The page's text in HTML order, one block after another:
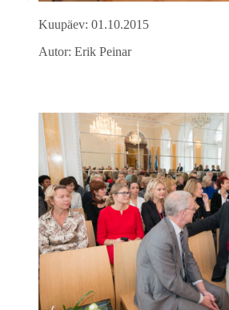
Kuupäev: 01.10.2015
Autor: Erik Peinar